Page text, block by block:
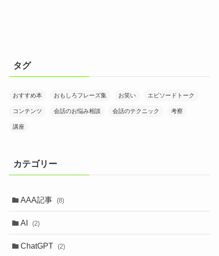
タグ
おすすめ本 おもしろフレーズ集 お笑い エピソードトーク
コンテンツ 会話のお悩み相談 会話のテクニック 考察
講座
カテゴリー
AAA記事 (8)
AI (2)
ChatGPT (2)